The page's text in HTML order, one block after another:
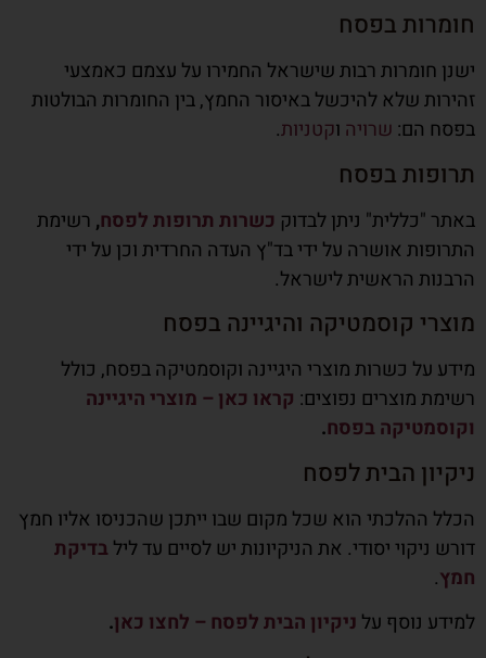
חומרות בפסח
ישנן חומרות רבות שישראל החמירו על עצמם כאמצעי
זהירות שלא להיכשל באיסור החמץ, בין החומרות הבולטות
בפסח הם: שרויה וקטניות.
תרופות בפסח
באתר "כללית" ניתן לבדוק כשרות תרופות לפסח, רשימת
התרופות אושרה על ידי בד"ץ העדה החרדית וכן על ידי
הרבנות הראשית לישראל.
מוצרי קוסמטיקה והיגיינה בפסח
מידע על כשרות מוצרי היגיינה וקוסמטיקה בפסח, כולל
רשימת מוצרים נפוצים: קראו כאן – מוצרי היגיינה
וקוסמטיקה בפסח.
ניקיון הבית לפסח
הכלל ההלכתי הוא שכל מקום שבו ייתכן שהכניסו אליו חמץ
דורש ניקוי יסודי. את הניקיונות יש לסיים עד ליל בדיקת
חמץ.
למידע נוסף על ניקיון הבית לפסח – לחצו כאן.